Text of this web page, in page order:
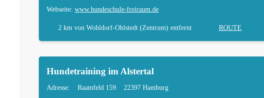
Webseite: www.hundeschule-freiraum.de
2 km von Wohldorf-Ohlstedt (Zentrum) entfernt ROUTE
Hundetraining im Alstertal
Adresse: Raamfeld 159 22397 Hamburg